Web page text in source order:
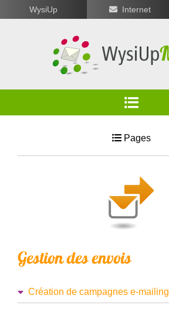
WysiUp Internet
Pages
Gestion des envois
Création de campagnes e-mailing